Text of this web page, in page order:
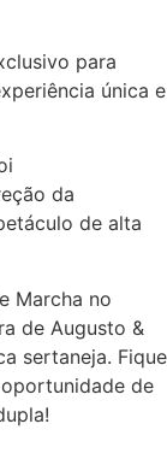
para
única e
da
de alta
Marcha no
de Augusto &
sertaneja. Fique
de